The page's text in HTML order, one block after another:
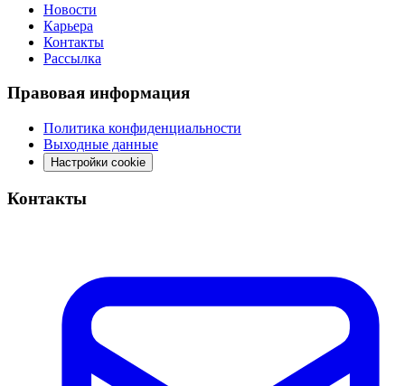
Новости
Карьера
Контакты
Рассылка
Правовая информация
Политика конфиденциальности
Выходные данные
Настройки cookie
Контакты